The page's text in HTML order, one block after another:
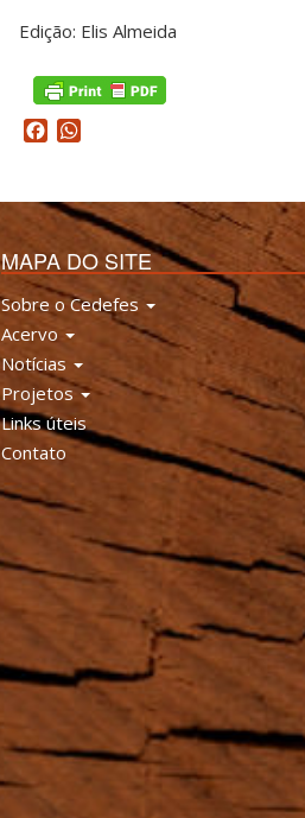
Edição: Elis Almeida
Facebook
MAPA DO SITE
Sobre o Cedefes
Acervo
Notícias
Projetos
Links úteis
Contato